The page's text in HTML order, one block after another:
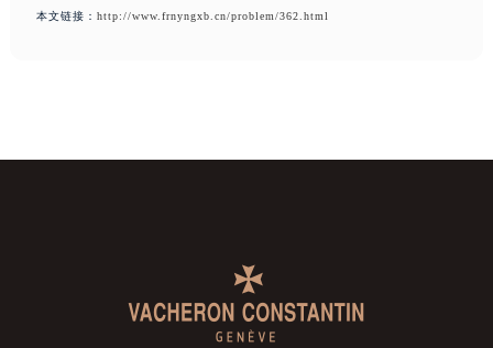
本文链接： http://www.frnyngxb.cn/problem/362.html